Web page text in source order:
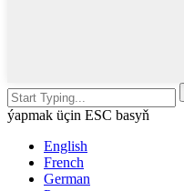
ýapmak üçin ESC basyň
English
French
German